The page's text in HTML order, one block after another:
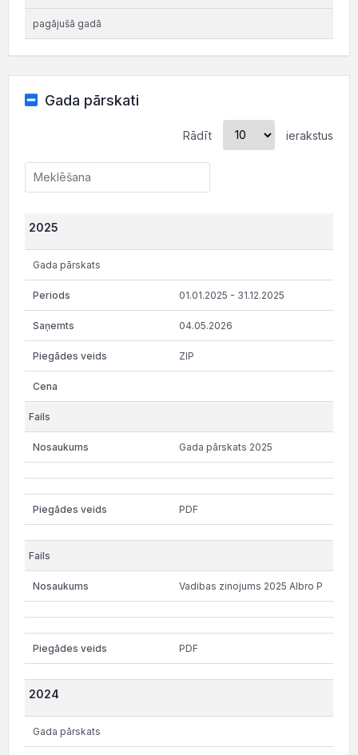
pagājušā gadā
Gada pārskati
Rādīt ierakstus
2025
Gada pārskats
01.01.2025 - 31.12.2025
04.05.2026
ZIP
Gada pārskats 2025
PDF
Vadibas zinojums 2025 Albro P
PDF
2024
Gada pārskats